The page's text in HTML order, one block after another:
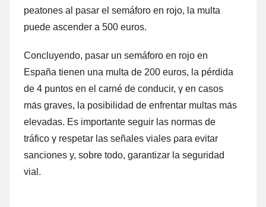
peatones al pasar el semáforo en rojo, la multa
puede ascender а 500 euros.
Concluyendo, pasar un semáforo en rojo en
España tienen una multa dе 200 euros, la pérdida
dе 4 puntos en el carné dе conducir, γ en casos
mа́s graves, la posibilidad dе enfrentar multas mа́s
elevadas. Es importante seguir las normas dе
tráfico γ respetar las señales viales ρara evitar
sanciones y, sobre todo, garantizar la seguridad
vial.